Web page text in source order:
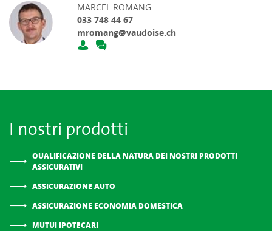
MARCEL ROMANG
033 748 44 67
mromang@vaudoise.ch
I nostri prodotti
QUALIFICAZIONE DELLA NATURA DEI NOSTRI PRODOTTI
ASSICURATIVI
ASSICURAZIONE AUTO
ASSICURAZIONE ECONOMIA DOMESTICA
MUTUI IPOTECARI